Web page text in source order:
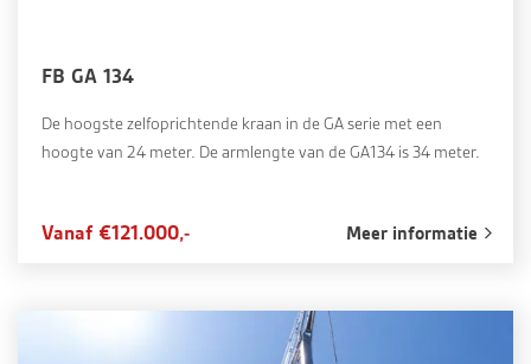
FB GA 134
De hoogste zelfoprichtende kraan in de GA serie met een
hoogte van 24 meter. De armlengte van de GA134 is 34 meter.
Vanaf €121.000,- Meer informatie